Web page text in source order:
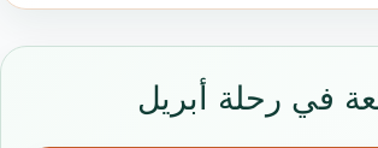
في رحلة أبريل